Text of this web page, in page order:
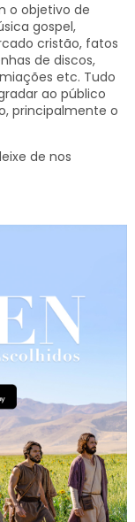
o objetivo de
gospel,
cristão, fatos
de discos,
etc. Tudo
ao público
principalmente o
de nos